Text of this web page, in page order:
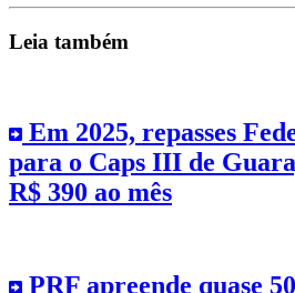
Leia também
Em 2025, repasses
para o Caps III de
R$ 390 ao mês
PRF apreende quase